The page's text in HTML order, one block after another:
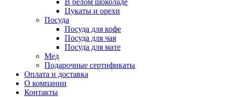
В белом шоколаде
Цукаты и орехи
Посуда
Посуда для кофе
Посуда для чая
Посуда для мате
Мед
Подарочные сертификаты
Оплата и доставка
О компании
Контакты